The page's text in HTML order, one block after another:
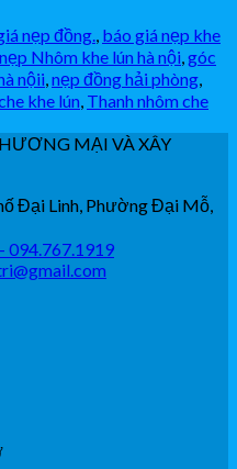
nẹp đồng., báo giá nẹp khe
Nhôm khe lún hà nội,góc
nộii,nẹp đồng hải phòng,
khe lún, Thanh nhôm che
MẠI VÀ XÂY
Đại Linh, Phường Đại Mỗ,
094.767.1919